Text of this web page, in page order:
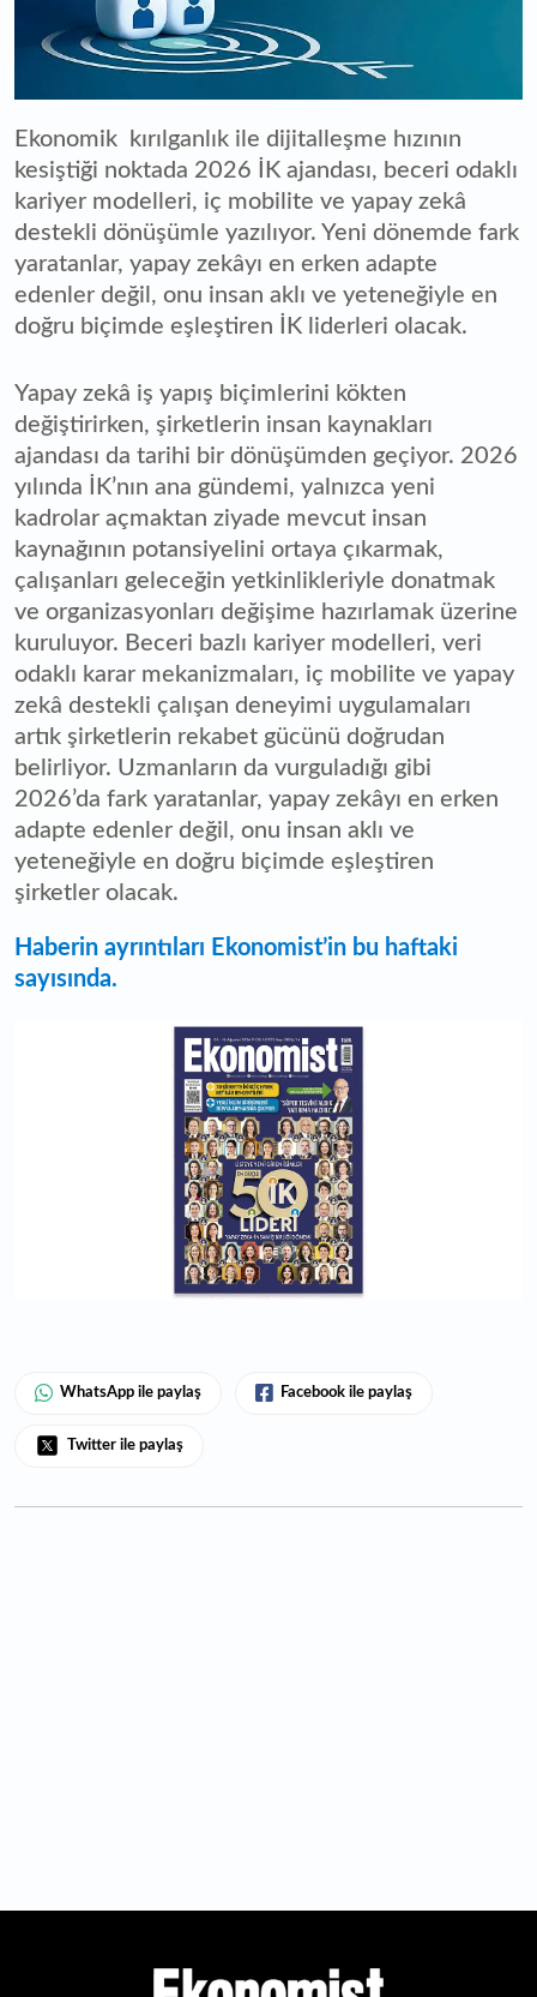
Ekonomik kırılganlık ile dijitalleşme hızının
kesiştiği noktada 2026 İK ajandası, beceri odaklı
kariyer modelleri, iç mobilite ve yapay zekâ
destekli dönüşümle yazılıyor. Yeni dönemde fark
yaratanlar, yapay zekâyı en erken adapte
edenler değil, onu insan aklı ve yeteneğiyle en
doğru biçimde eşleştiren İK liderleri olacak.
Yapay zekâ iş yapış biçimlerini kökten
değiştirirken, şirketlerin insan kaynakları
ajandası da tarihi bir dönüşümden geçiyor. 2026
yılında İK’nın ana gündemi, yalnızca yeni
kadrolar açmaktan ziyade mevcut insan
kaynağının potansiyelini ortaya çıkarmak,
çalışanları geleceğin yetkinlikleriyle donatmak
ve organizasyonları değişime hazırlamak üzerine
kuruluyor. Beceri bazlı kariyer modelleri, veri
odaklı karar mekanizmaları, iç mobilite ve yapay
zekâ destekli çalışan deneyimi uygulamaları
artık şirketlerin rekabet gücünü doğrudan
belirliyor. Uzmanların da vurguladığı gibi
2026’da fark yaratanlar, yapay zekâyı en erken
adapte edenler değil, onu insan aklı ve
yeteneğiyle en doğru biçimde eşleştiren
şirketler olacak.
Haberin ayrıntıları Ekonomist’in bu haftaki
sayısında.
WhatsApp ile paylaş Facebook ile paylaş
Twitter ile paylaş